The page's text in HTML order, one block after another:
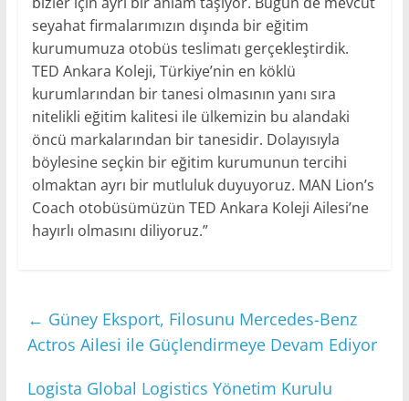
seyahat firmalarımızın dışında bir eğitim
kurumumuza otobüs teslimatı gerçekleştirdik.
TED Ankara Koleji, Türkiye’nin en köklü
kurumlarından bir tanesi olmasının yanı sıra
nitelikli eğitim kalitesi ile ülkemizin bu alandaki
öncü markalarından bir tanesidir. Dolayısıyla
böylesine seçkin bir eğitim kurumunun tercihi
olmaktan ayrı bir mutluluk duyuyoruz. MAN Lion’s
Coach otobüsümüzün TED Ankara Koleji Ailesi’ne
hayırlı olmasını diliyoruz.”
← Güney Eksport, Filosunu Mercedes-Benz
Actros Ailesi ile Güçlendirmeye Devam Ediyor
Logista Global Logistics Yönetim Kurulu